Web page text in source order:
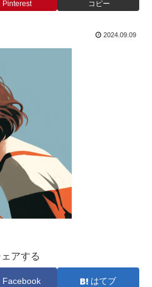
Pinterest コピー
2024.09.09
ェアする
Facebook はてブ